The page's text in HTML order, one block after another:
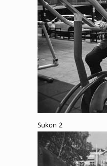
Sukon 2